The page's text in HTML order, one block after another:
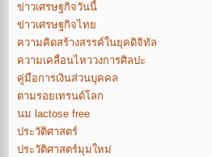
ข่าวเศรษฐกิจวันนี้
ข่าวเศรษฐกิจไทย
ความคิดสร้างสรรค์ในยุคดิจิทัล
ความเคลื่อนไหววงการศิลปะ
คู่มือการเงินส่วนบุคคล
ตามรอยเทรนด์โลก
นม lactose free
ประวัติศาสตร์
ประวัติศาสตร์มุมใหม่